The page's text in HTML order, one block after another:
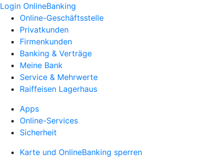
Login OnlineBanking
Online-Geschäftsstelle
Privatkunden
Firmenkunden
Banking & Verträge
Meine Bank
Service & Mehrwerte
Raiffeisen Lagerhaus
Apps
Online-Services
Sicherheit
Karte und OnlineBanking sperren